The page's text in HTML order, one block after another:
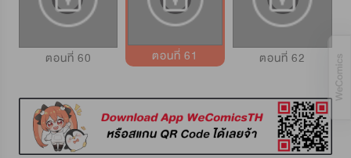
ตอนที่ 60 ตอนที่ 61 ตอนที่ 62